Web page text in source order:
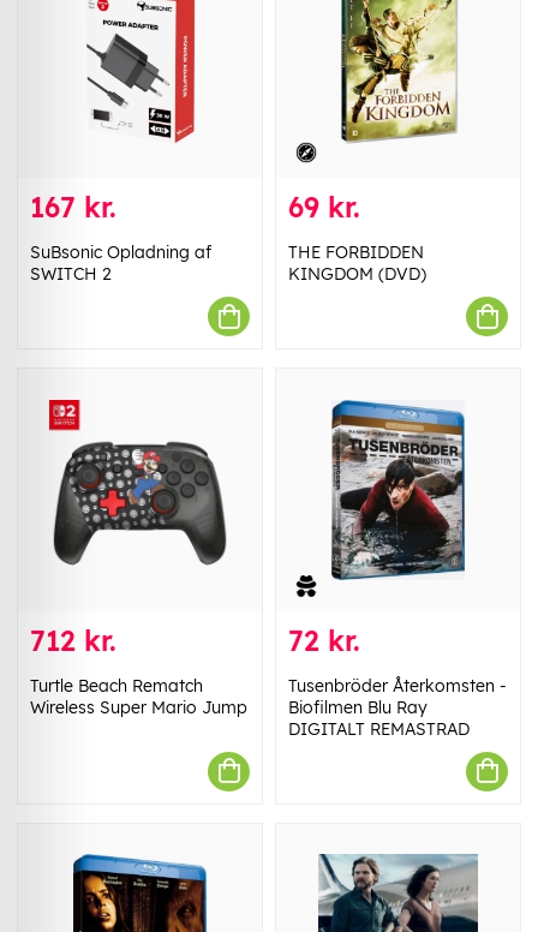
167 kr.
SuBsonic Opladning af
SWITCH 2
69 kr.
THE FORBIDDEN
KINGDOM (DVD)
712 kr.
Turtle Beach Rematch
Wireless Super Mario Jump
72 kr.
Tusenbröder Återkomsten -
Biofilmen Blu Ray
DIGITALT REMASTRAD